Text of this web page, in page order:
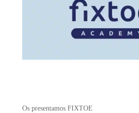
Os presentamos FIXTOE